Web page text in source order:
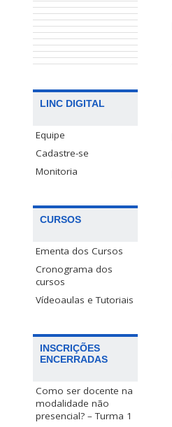
LINC DIGITAL
Equipe
Cadastre-se
Monitoria
CURSOS
Ementa dos Cursos
Cronograma dos
cursos
Vídeoaulas e Tutoriais
INSCRIÇÕES
ENCERRADAS
Como ser docente na
modalidade não
presencial? – Turma 1